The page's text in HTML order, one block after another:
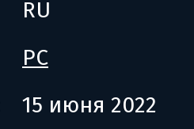
RU
PC
15 июня 2022